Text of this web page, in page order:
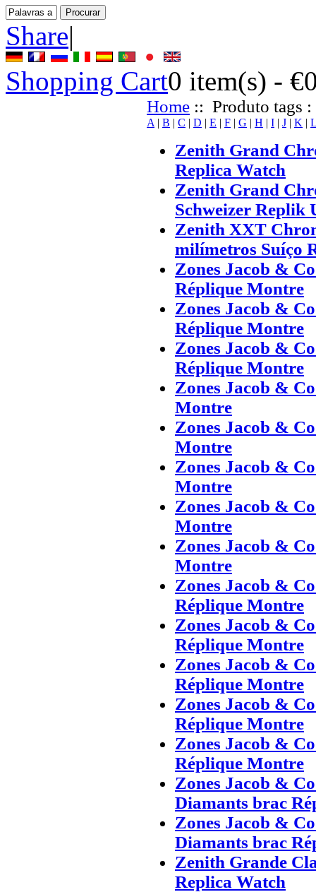
Share|
Shopping Cart0 item(s) -
Home :: Produto tags :
A | B | C | D | E | F | G | H | I | J | K | L
Zenith Grand
Replica Watch
Zenith Grand
Schweizer Replik
Zenith XXT
milímetros Suíço
Zones Jacob &
Réplique Montre
Zones Jacob &
Réplique Montre
Zones Jacob &
Réplique Montre
Zones Jacob &
Montre
Zones Jacob &
Montre
Zones Jacob &
Montre
Zones Jacob &
Montre
Zones Jacob &
Montre
Zones Jacob &
Réplique Montre
Zones Jacob &
Réplique Montre
Zones Jacob &
Réplique Montre
Zones Jacob &
Réplique Montre
Zones Jacob &
Réplique Montre
Zones Jacob &
Diamants brac
Zones Jacob &
Diamants brac
Zenith Grande
Replica Watch